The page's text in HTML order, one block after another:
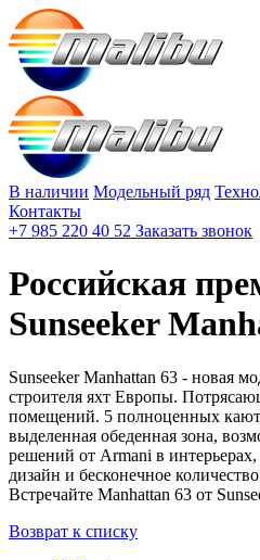
В наличии Модельный ряд
Контакты
+7 985 220 40 52 Заказать звонок
Российская
Sunseeker
Sunseeker Manhattan 63 - новая
строителя яхт Европы.
помещений. 5 полноценных
выделенная обеденная зона,
решений от Armani в
дизайн и бесконечное
Встречайте Manhattan 63 от
Возврат к списку